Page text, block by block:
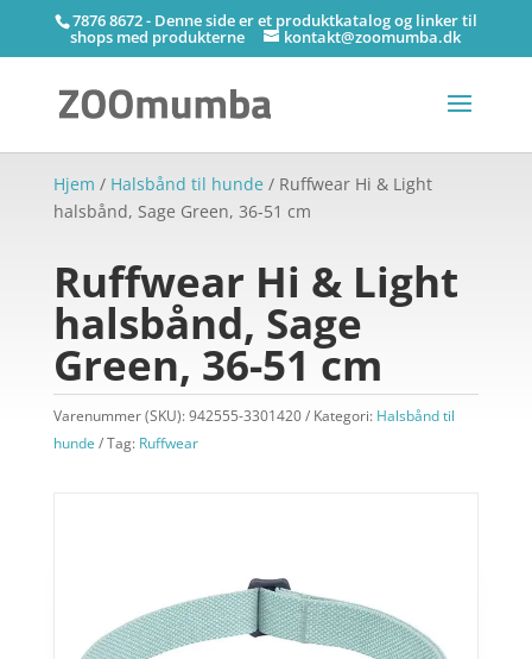
7876 8672 - Denne side er et produktkatalog og linker til
shops med produkterne kontakt@zoomumba.dk
Hjem / Halsbånd til hunde / Ruffwear Hi & Light
halsbånd, Sage Green, 36-51 cm
Ruffwear Hi & Light
halsbånd, Sage
Green, 36-51 cm
Varenummer (SKU):942555-3301420 Kategori: Halsbånd til
hunde
Tag: Ruffwear